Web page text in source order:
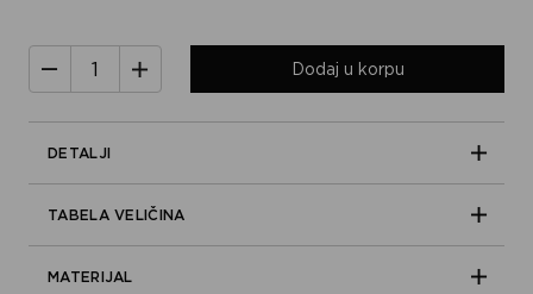
Dodaj u korpu
DETALJI
TABELA VELIČINA
MATERIJAL